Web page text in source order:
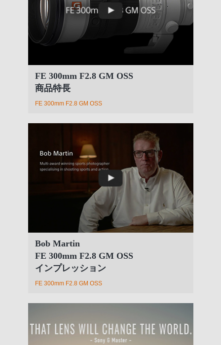
FE 300mm F2.8 GM OSS
商品特長
FE 300mm F2.8 GM OSS
Bob Martin
FE 300mm F2.8 GM OSS
インプレッション
FE 300mm F2.8 GM OSS